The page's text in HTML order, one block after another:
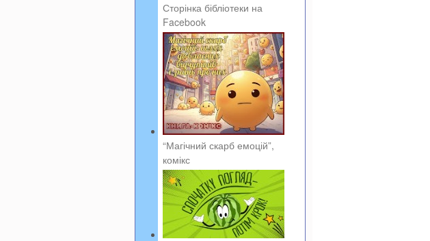
Сторінка бібліотеки на
Facebook
“Магічний скарб емоцій”,
комікс